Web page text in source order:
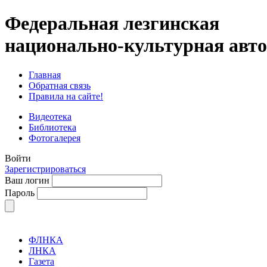
Федеральная лезгинская
национально-культурная
Главная
Обратная связь
Правила на сайте!
Видеотека
Библиотека
Фотогалерея
Войти
Зарегистрироваться
Ваш логин
Пароль
ФЛНКА
ЛНКА
Газета